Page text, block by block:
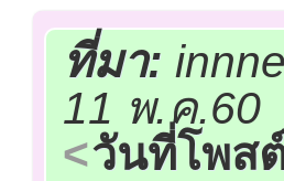
ที่มา:
11 พ.ค.60
วันที่โพส